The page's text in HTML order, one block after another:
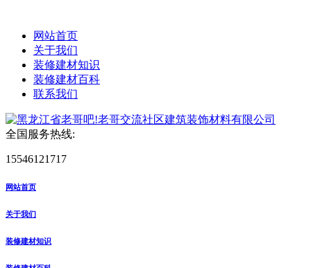
网站首页
关于我们
装修建材知识
装修建材百科
联系我们
全国服务热线:
15546121717
网站首页
关于我们
装修建材知识